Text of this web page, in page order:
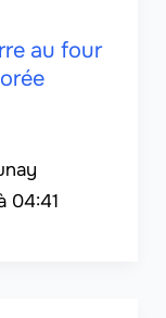
au four
04:41